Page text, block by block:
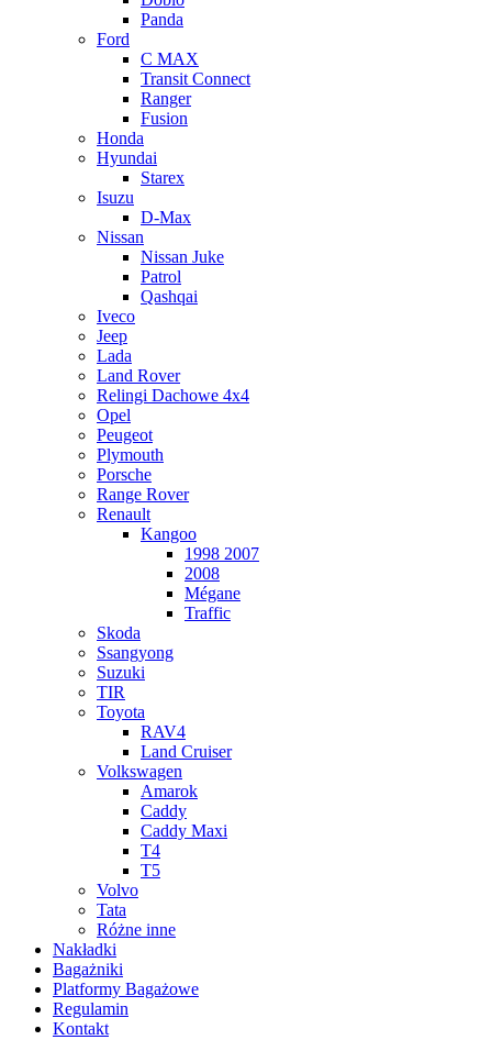
Panda
Ford
C MAX
Transit Connect
Ranger
Fusion
Honda
Hyundai
Starex
Isuzu
D-Max
Nissan
Nissan Juke
Patrol
Qashqai
Iveco
Jeep
Lada
Land Rover
Relingi Dachowe 4x4
Opel
Peugeot
Plymouth
Porsche
Range Rover
Renault
Kangoo
1998 2007
2008
Mégane
Traffic
Skoda
Ssangyong
Suzuki
TIR
Toyota
RAV4
Land Cruiser
Volkswagen
Amarok
Caddy
Caddy Maxi
T4
T5
Volvo
Tata
Różne inne
Nakładki
Bagażniki
Platformy Bagażowe
Regulamin
Kontakt